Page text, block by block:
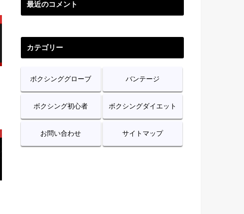
最近のコメント
カテゴリー
ボクシンググローブ バンテージ
ボクシング初心者 ボクシングダイエット
お問い合わせ サイトマップ